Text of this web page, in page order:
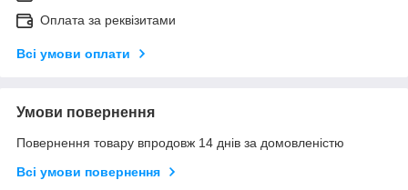
Оплата за реквізитами
Всі умови оплати
Умови повернення
Повернення товару впродовж 14 днів за домовленістю
Всі умови повернення